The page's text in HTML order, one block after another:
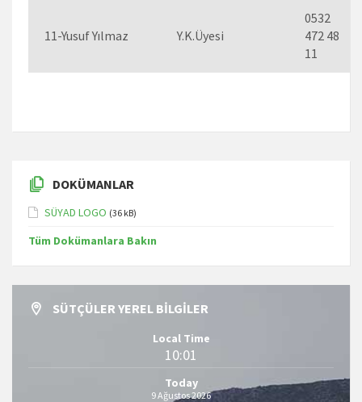
11-Yusuf Yılmaz Y.K.Üyesi
0532
472 48
11
DOKÜMANLAR
SÜYAD LOGO (36 kB)
Tüm Dokümanlara Bakın
SÜTÇÜLER YEREL BILGILER
Local Time
10:01
Today
9 Ağustos 2026